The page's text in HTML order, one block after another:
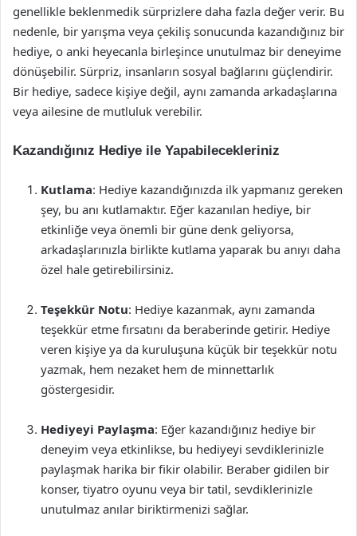
genellikle beklenmedik sürprizlere daha fazla değer verir. Bu
nedenle, bir yarışma veya çekiliş sonucunda kazandığınız bir
hediye, o anki heyecanla birleşince unutulmaz bir deneyime
dönüşebilir. Sürpriz, insanların sosyal bağlarını güçlendirir.
Bir hediye, sadece kişiye değil, aynı zamanda arkadaşlarına
veya ailesine de mutluluk verebilir.
Kazandığınız Hediye ile Yapabilecekleriniz
Kutlama: Hediye kazandığınızda ilk yapmanız gereken
şey, bu anı kutlamaktır. Eğer kazanılan hediye, bir
etkinliğe veya önemli bir güne denk geliyorsa,
arkadaşlarınızla birlikte kutlama yaparak bu anıyı daha
özel hale getirebilirsiniz.
Teşekkür Notu: Hediye kazanmak, aynı zamanda
teşekkür etme fırsatını da beraberinde getirir. Hediye
veren kişiye ya da kuruluşuna küçük bir teşekkür notu
yazmak, hem nezaket hem de minnettarlık
göstergesidir.
Hediyeyi Paylaşma: Eğer kazandığınız hediye bir
deneyim veya etkinlikse, bu hediyeyi sevdiklerinizle
paylaşmak harika bir fikir olabilir. Beraber gidilen bir
konser, tiyatro oyunu veya bir tatil, sevdiklerinizle
unutulmaz anılar biriktirmenizi sağlar.